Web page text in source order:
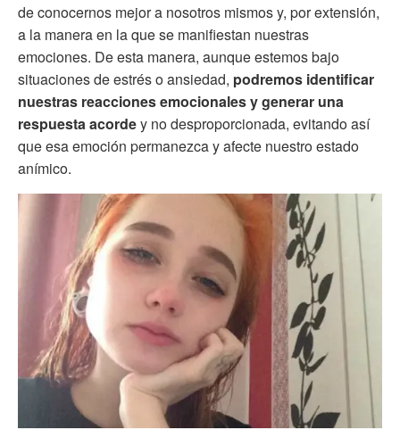
de conocernos mejor a nosotros mismos y, por extensión,
a la manera en la que se manifiestan nuestras
emociones. De esta manera, aunque estemos bajo
situaciones de estrés o ansiedad, podremos identificar
nuestras reacciones emocionales y generar una
respuesta acordey no desproporcionada, evitando así
que esa emoción permanezca y afecte nuestro estado
anímico.